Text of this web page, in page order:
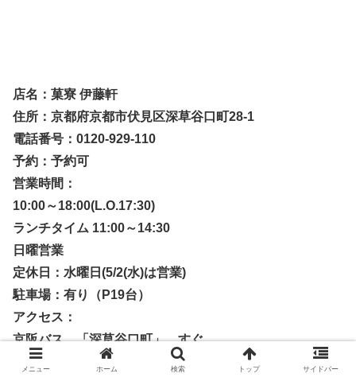
店名：菓寮 伊藤軒
住所：京都府京都市伏見区深草谷口町28-1
電話番号：0120-929-110
予約：予約可
営業時間：
10:00～18:00(L.O.17:30)
ランチタイム 11:00～14:30
日曜営業
定休日：水曜日(5/2(水)は営業)
駐車場：有り（P19台）
アクセス：
京阪バス 「深草谷口町」 すぐ
京阪電鉄 「藤森駅」 徒歩15分
メニュー ホーム 検索 トップ サイドバー